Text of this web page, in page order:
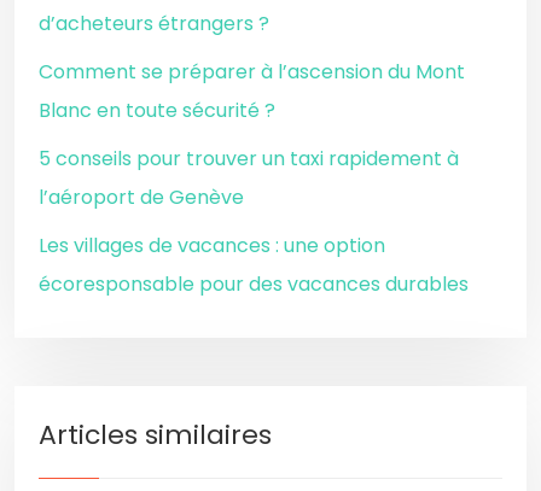
d’acheteurs étrangers ?
Comment se préparer à l’ascension du Mont
Blanc en toute sécurité ?
5 conseils pour trouver un taxi rapidement à
l’aéroport de Genève
Les villages de vacances : une option
écoresponsable pour des vacances durables
Articles similaires